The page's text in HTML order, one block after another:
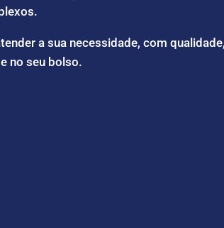
a sua necessidade, com
no seu bolso.